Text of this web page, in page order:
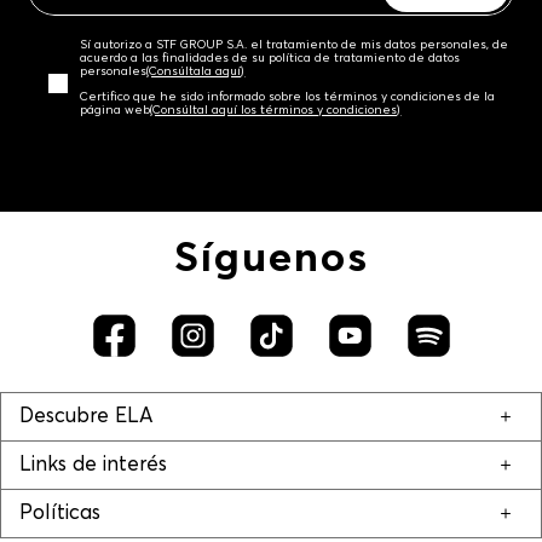
Sí autorizo a STF GROUP S.A. el tratamiento de mis datos personales, de
acuerdo a las finalidades de su política de tratamiento de datos
personales‎(Consúltala aquí)
Certifico que he sido informado sobre los términos y condiciones de la
página web‎(Consúltal aquí los términos y condiciones)
Síguenos
Descubre ELA
Links de interés
Políticas